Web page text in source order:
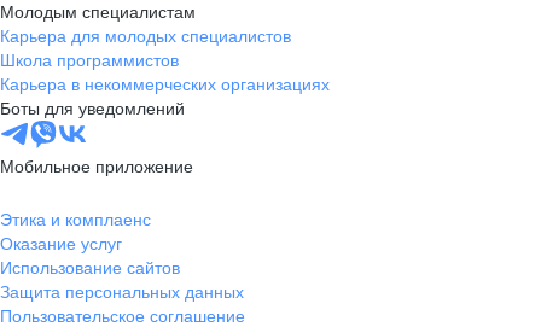
Молодым специалистам
Карьера для молодых специалистов
Школа программистов
Карьера в некоммерческих организациях
Боты для уведомлений
Мобильное приложение
Этика и комплаенс
Оказание услуг
Использование сайтов
Защита персональных данных
Пользовательское соглашение